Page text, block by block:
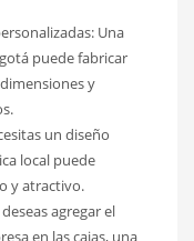
Una
puede fabricar
y
un diseño
local puede
y atractivo.
agregar el
en las cajas, una